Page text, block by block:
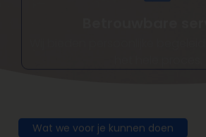
Wat we voor je kunnen doen